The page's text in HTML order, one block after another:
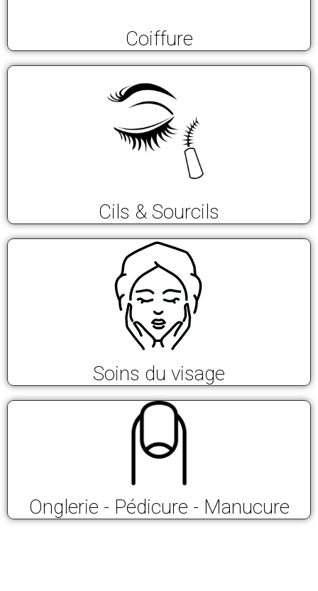
Coiffure
Cils & Sourcils
Soins du visage
Onglerie - Pédicure - Manucure